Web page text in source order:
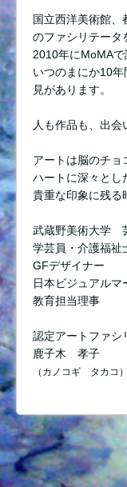
国立西洋美術館、
のファシリテータ
2010年にMoMAで
いつのまにか10
見があります。
人も作品も、出会
アートは脳のチョ
ハートに深々とし
貴重な印象に残る
武蔵野美術大学
学芸員・介護福祉
GFデザイナー
日本ビジュアル
教育担当理事
認定アートファシ
鹿子木 孝子
（カノコギ タカコ）